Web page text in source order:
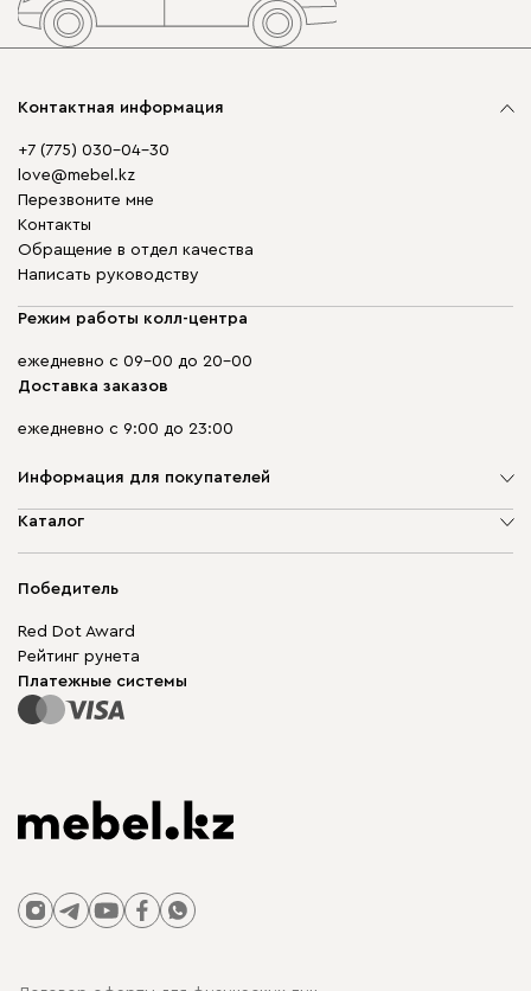
Контактная информация
+7 (775) 030-04-30
love@mebel.kz
Перезвоните мне
Контакты
Обращение в отдел качества
Написать руководству
Режим работы колл-центра
ежедневно с 09-00 до 20-00
Доставка заказов
ежедневно с 9:00 до 23:00
Информация для покупателей
О компании
Гарантия
Для бизнеса
Карта сайта
Каталог
Корпусная мебель
Модульная мебель
Столы и стулья
Победитель
Red Dot Award
Рейтинг рунета
Платежные системы